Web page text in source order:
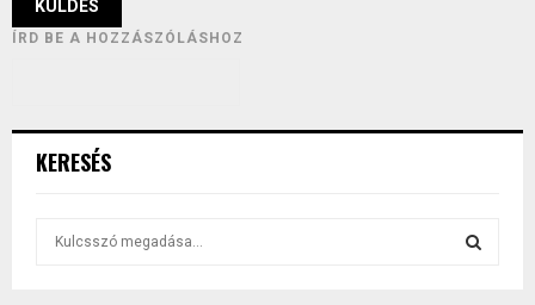
ÍRD BE A HOZZÁSZÓLÁSHOZ
KERESÉS